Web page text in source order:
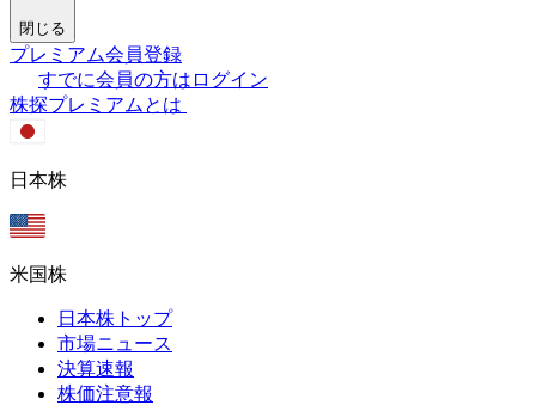
閉じる
プレミアム会員登録
すでに会員の方はログイン
株探プレミアムとは
日本株
米国株
日本株トップ
市場ニュース
決算速報
株価注意報